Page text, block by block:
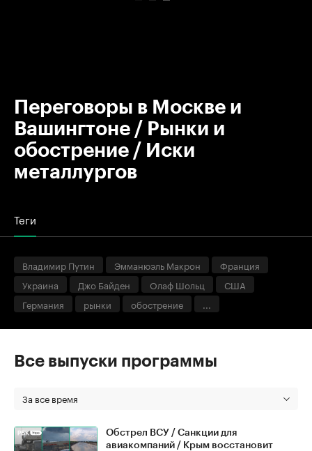
Переговоры в Москве и
Вашингтоне / Рынки и
обострение / Иски
металлургов
Теги
Владимир Путин Эмманюэль Макрон
Франция
Украина
Джо Байден Олаф Шольц
США
Германия
рынки обострение
Все выпуски программы
За все время
Обстрел ВСУ / Санкции для
авиакомпаний / Крым восстановит